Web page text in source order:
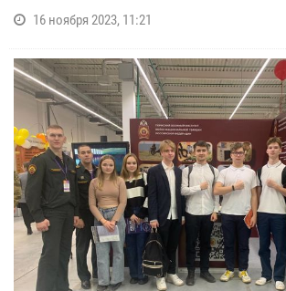
16 ноября 2023, 11:21